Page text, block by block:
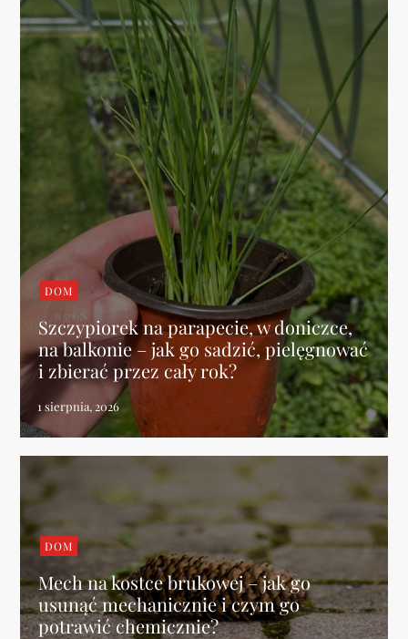
DOM
Szczypiorek na parapecie, w doniczce,
na balkonie – jak go sadzić, pielęgnować
i zbierać przez cały rok?
DOM
Mech na kostce brukowej – jak go
usunąć mechanicznie i czym go
potrawić chemicznie?